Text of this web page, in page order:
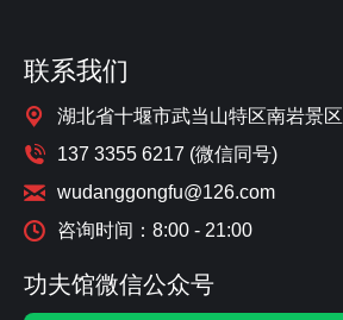
联系我们
湖北省十堰市武当山特区南岩景区
137 3355 6217 (微信同号)
wudanggongfu@126.com
咨询时间：8:00 - 21:00
功夫馆微信公众号